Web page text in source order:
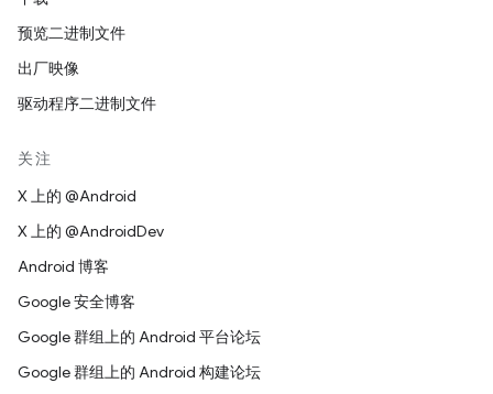
预览二进制文件
出厂映像
驱动程序二进制文件
关注
X 上的 @Android
X 上的 @AndroidDev
Android 博客
Google 安全博客
Google 群组上的 Android 平台论坛
Google 群组上的 Android 构建论坛